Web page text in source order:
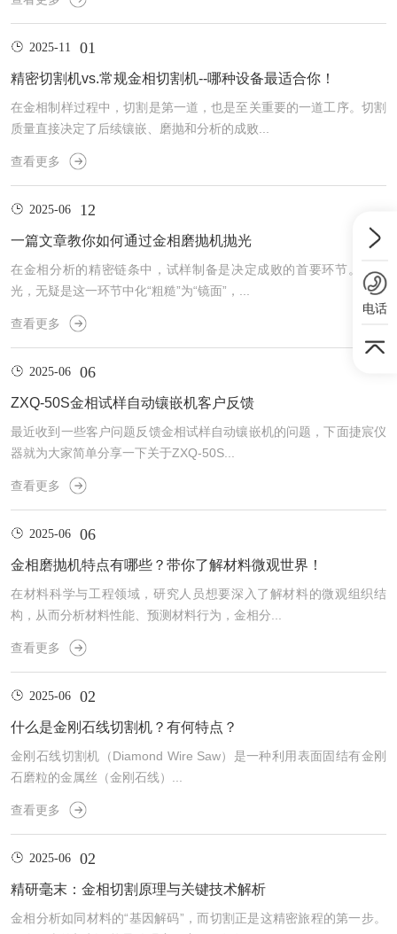
2025-11 01
精密切割机vs.常规金相切割机--哪种设备最适合你！
在金相制样过程中，切割是第一道，也是至关重要的一道工序。切割
质量直接决定了后续镶嵌、磨抛和分析的成败...
查看更多
2025-06 12
一篇文章教你如何通过金相磨抛机抛光
在金相分析的精密链条中，试样制备是决定成败的首要环节。而抛
光，无疑是这一环节中化“粗糙”为“镜面”，...
查看更多
2025-06 06
ZXQ-50S金相试样自动镶嵌机客户反馈
最近收到一些客户问题反馈金相试样自动镶嵌机的问题，下面捷宸仪
器就为大家简单分享一下关于ZXQ-50S...
查看更多
2025-06 06
金相磨抛机特点有哪些？带你了解材料微观世界！
在材料科学与工程领域，研究人员想要深入了解材料的微观组织结
构，从而分析材料性能、预测材料行为，金相分...
查看更多
2025-06 02
什么是金刚石线切割机？有何特点？
金刚石线切割机（Diamond Wire Saw）是一种利用表面固结有金刚
石磨粒的金属丝（金刚石线）...
查看更多
2025-06 02
精研毫末：金相切割原理与关键技术解析
金相分析如同材料的“基因解码”，而切割正是这精密旅程的第一步。
电话